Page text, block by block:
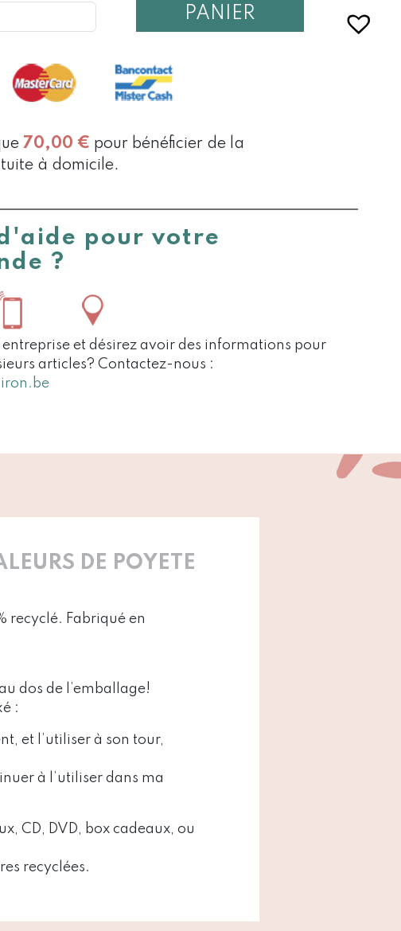
PANIER
70,00 € pour bénéficier de la
à domicile.
pour votre
?
entreprise et désirez avoir des informations pour
articles? Contactez-nous :
DE POYETE
recyclé. Fabriqué en
dos de l’emballage!
:
et l’utiliser à son tour,
à l’utiliser dans ma
CD, DVD, box cadeaux, ou
recyclées.